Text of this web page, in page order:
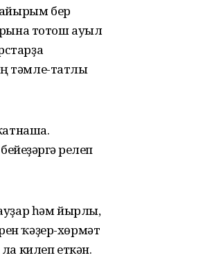
бер
тотош ауыл
тәмле-татлы
үрелеп
һәм йырлы,
ҡәҙер-хөрмәт
килеп еткән.